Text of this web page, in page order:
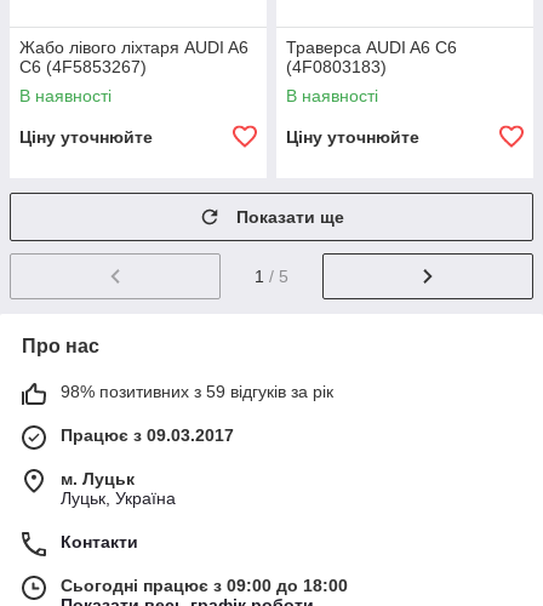
Жабо лівого ліхтаря AUDI A6
C6 (4F5853267)
В наявності
Ціну уточнюйте
Траверса AUDI A6 C6
(4F0803183)
В наявності
Ціну уточнюйте
Показати ще
1 / 5
Про нас
98% позитивних з 59 відгуків за рік
Працює з 09.03.2017
м. Луцьк
Луцьк, Україна
Контакти
Сьогодні працює з 09:00 до 18:00